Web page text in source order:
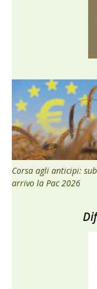
Corsa agli anticipi:
arrivo la Pac 2026